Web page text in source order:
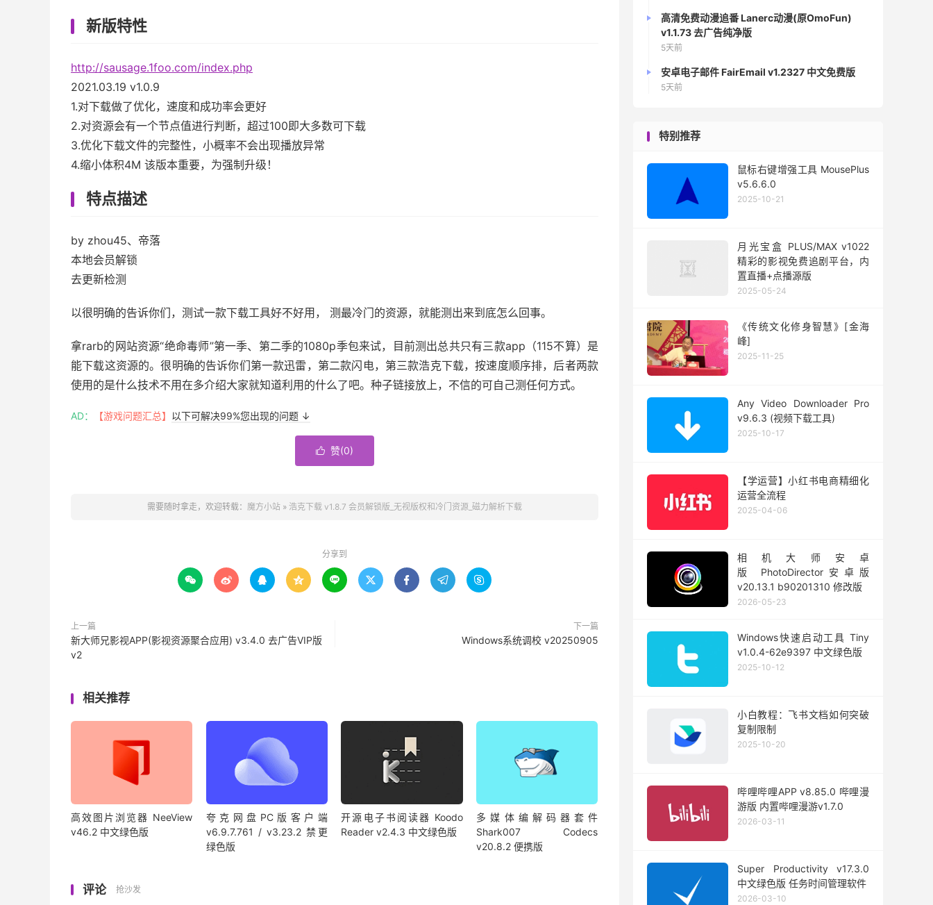
新版特性
http://sausage.1foo.com/index.php
2021.03.19 v1.0.9
1.对下载做了优化，速度和成功率会更好
2.对资源会有一个节点值进行判断，超过100即大多数可下载
3.优化下载文件的完整性，小概率不会出现播放异常
4.缩小体积4M 该版本重要，为强制升级！
特点描述
by zhou45、帝落
本地会员解锁
去更新检测
以很明确的告诉你们，测试一款下载工具好不好用， 测最冷门的资源，就能测出来到底怎么回事。
拿rarb的网站资源“绝命毒师”第一季、第二季的1080p季包来试，目前测出总共只有三款app（115不算）是
能下载这资源的。很明确的告诉你们第一款迅雷，第二款闪电，第三款浩克下载，按速度顺序排，后者两款
使用的是什么技术不用在多介绍大家就知道利用的什么了吧。种子链接放上，不信的可自己测任何方式。
AD： 【游戏问题汇总】 以下可解决99%您出现的问题 ↓
 赞(0)
需要随时拿走，欢迎转载： 魔方小站 » 浩克下载 v1.8.7 会员解锁版_无视版权和冷门资源_磁力解析下载
分享到
        
上一篇
新大师兄影视APP(影视资源聚合应用) v3.4.0 去广告VIP版
v2
下一篇
Windows系统调校 v20250905
相关推荐
高效图片浏览器 NeeView
v46.2 中文绿色版
夸克网盘PC版客户端
v6.9.7.761 / v3.23.2 禁更
绿色版
开源电子书阅读器 Koodo
Reader v2.4.3 中文绿色版
多媒体编解码器套件
Shark007 Codecs
v20.8.2 便携版
评论 抢沙发
高清免费动漫追番 Lanerc动漫(原OmoFun)
v1.1.73 去广告纯净版
5天前
安卓电子邮件 FairEmail v1.2327 中文免费版
5天前
特别推荐
鼠标右键增强工具 MousePlus
v5.6.6.0
2025-10-21
月光宝盒 PLUS/MAX v1022
精彩的影视免费追剧平台，内
置直播+点播源版
2025-05-24
《传统文化修身智慧》[金海
峰]
2025-11-25
Any Video Downloader Pro
v9.6.3 (视频下载工具)
2025-10-17
【学运营】小红书电商精细化
运营全流程
2025-04-06
相机大师安卓
版 PhotoDirector安卓版
v20.13.1 b90201310 修改版
2026-05-23
Windows快速启动工具 Tiny
v1.0.4-62e9397 中文绿色版
2025-10-12
小白教程：飞书文档如何突破
复制限制
2025-10-20
哔哩哔哩APP v8.85.0 哔哩漫
游版 内置哔哩漫游v1.7.0
2026-03-11
Super Productivity v17.3.0
中文绿色版 任务时间管理软件
2026-03-10